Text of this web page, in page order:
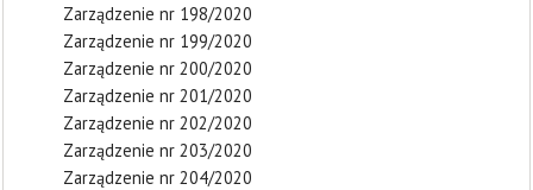
Zarządzenie nr 198/2020
Zarządzenie nr 199/2020
Zarządzenie nr 200/2020
Zarządzenie nr 201/2020
Zarządzenie nr 202/2020
Zarządzenie nr 203/2020
Zarządzenie nr 204/2020